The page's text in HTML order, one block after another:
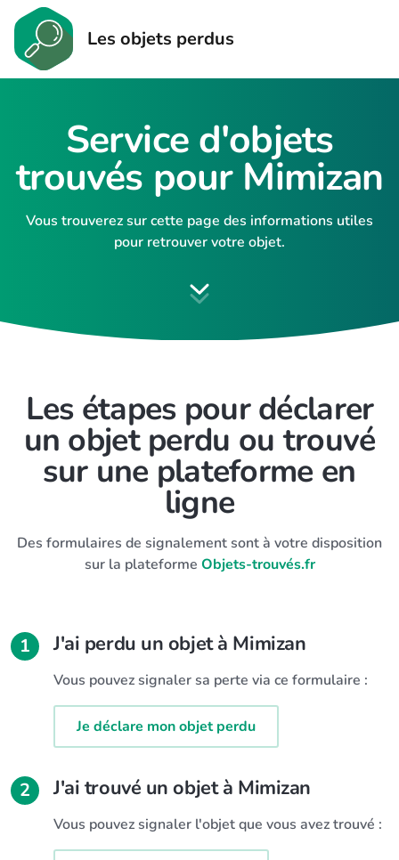
Les objets perdus
Service d'objets
trouvés pour Mimizan
Vous trouverez sur cette page des informations utiles
pour retrouver votre objet.
Les étapes pour déclarer
un objet perdu ou trouvé
sur une plateforme en
ligne
Des formulaires de signalement sont à votre disposition
sur la plateforme Objets-trouvés.fr
1 J'ai perdu un objet à Mimizan
Vous pouvez signaler sa perte via ce formulaire :
Je déclare mon objet perdu
2 J'ai trouvé un objet à Mimizan
Vous pouvez signaler l'objet que vous avez trouvé :